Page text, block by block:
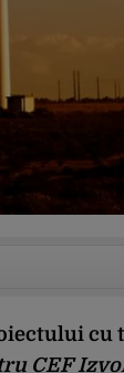
cu
CEF